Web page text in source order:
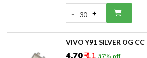
- 30 +
VIVO Y91 SILVER OG CC
₹4.70₹ 11 57% off